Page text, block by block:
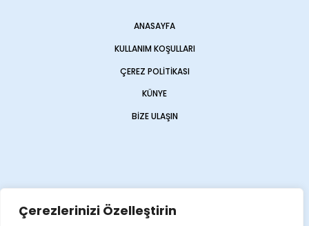
Çerezlerinizi Özelleştirin
ANASAYFA
KULLANIM KOŞULLARI
ÇEREZ POLITIKASI
KÜNYE
BIZE ULAŞIN